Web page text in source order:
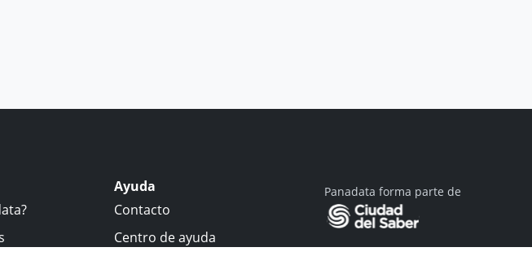
Ayuda
Contacto
Centro de ayuda
Panadata forma parte de